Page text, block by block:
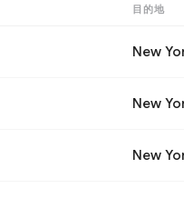
目的地
New
New
New